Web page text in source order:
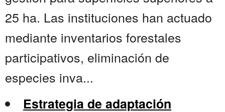
25 ha. Las instituciones han actuado
mediante inventarios forestales
participativos, eliminación de
especies inva...
Estrategia de adaptación